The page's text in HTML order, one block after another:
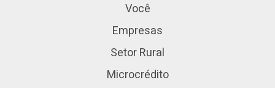
Você
Empresas
Setor Rural
Microcrédito